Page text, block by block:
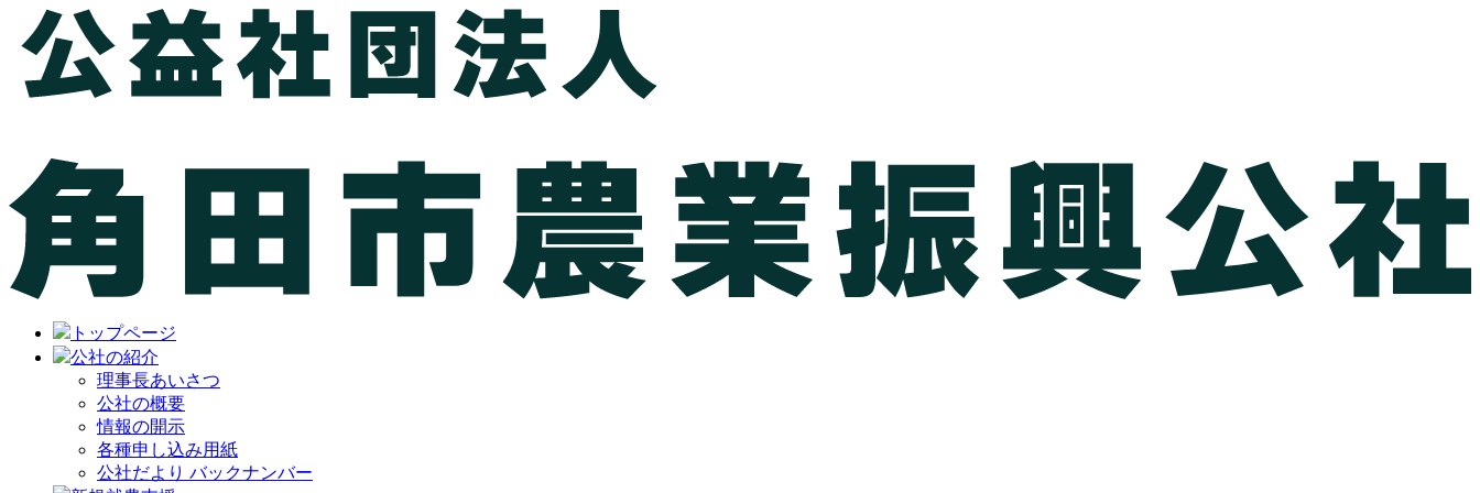
トップページ
公社の紹介
理事長あいさつ
公社の概要
情報の開示
各種申し込み用紙
公社だより バックナンバー